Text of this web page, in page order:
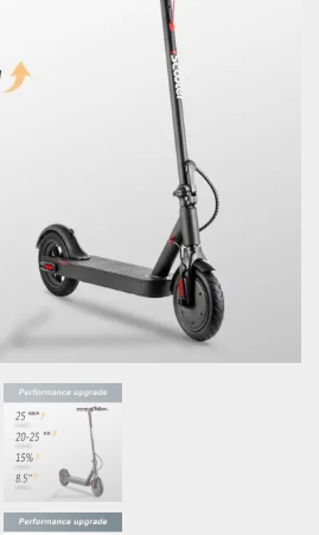
VALORAR “PATINETE
MOTOR PLEGABLE
ADULTOS, HASTA 25 KM
VELOCIDAD 20-30 KM/H,
NEUMÁTICO DE
120KG”
electrónico no será publicada.
están marcados con